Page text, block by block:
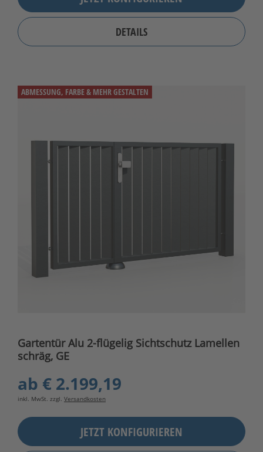
DETAILS
ABMESSUNG, FARBE & MEHR GESTALTEN
Gartentür Alu 2-flügelig Sichtschutz Lamellen
schräg, GE
ab € 2.199,19
inkl. MwSt. zzgl. Versandkosten
JETZT KONFIGURIEREN